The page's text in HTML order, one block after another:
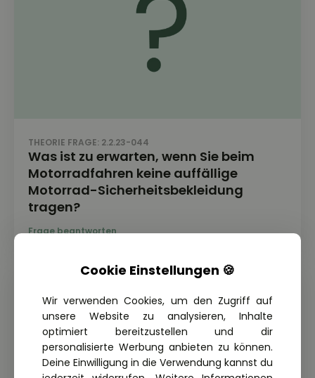
THEORIE FRAGE: 2.2.23-044
Was ist zu erwarten, wenn Sie beim
Motorradfahren keine auffällige
Motorrad-Sicherheitsbekleidung
tragen?
Cookie Einstellungen 🍪
Wir verwenden Cookies, um den Zugriff auf
unsere Website zu analysieren, Inhalte
optimiert bereitzustellen und dir
personalisierte Werbung anbieten zu können.
Deine Einwilligung in die Verwendung kannst du